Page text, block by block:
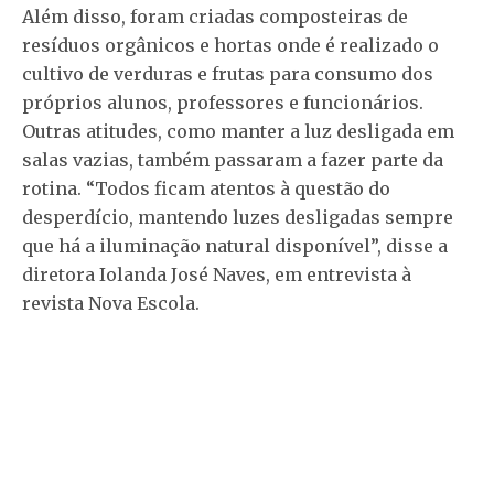
Além disso, foram criadas composteiras de
resíduos orgânicos e hortas onde é realizado o
cultivo de verduras e frutas para consumo dos
próprios alunos, professores e funcionários.
Outras atitudes, como manter a luz desligada em
salas vazias, também passaram a fazer parte da
rotina. “Todos ficam atentos à questão do
desperdício, mantendo luzes desligadas sempre
que há a iluminação natural disponível”, disse a
diretora Iolanda José Naves, em entrevista à
revista Nova Escola.